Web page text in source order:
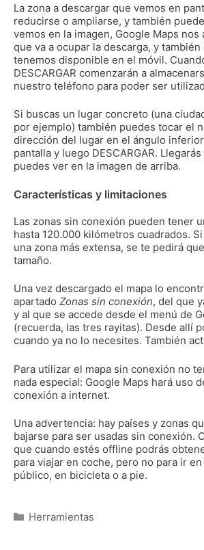
La zona a descargar que vemos en
reducirse o ampliarse, y también
vemos en la imagen, Google Maps nos
que va a ocupar la descarga, y
tenemos disponible en el móvil.
DESCARGAR comenzarán a
nuestro teléfono para poder ser
Si buscas un lugar concreto (una
por ejemplo) también puedes tocar el
dirección del lugar en el ángulo
pantalla y luego DESCARGAR.
puedes ver en la imagen de arriba.
Características y limitaciones
Las zonas sin conexión pueden tener
hasta 120.000 kilómetros cuadrados.
una zona más extensa, se te pedirá
tamaño.
Una vez descargado el mapa lo
apartado Zonas sin conexión, del que
y al que se accede desde el menú de
(recuerda, las tres rayitas). Desde allí
cuando ya no lo necesites. También
Para utilizar el mapa sin conexión no
nada especial: Google Maps hará uso
conexión a internet.
Una advertencia: hay países y zonas
bajarse para ser usadas sin conexión.
que cuando estés offline podrás
para viajar en coche, pero no para ir
público, en bicicleta o a pie.
Categorías
Herramientas